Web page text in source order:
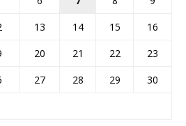
13 14 15
16
20 21 22
23
27 28 29
30